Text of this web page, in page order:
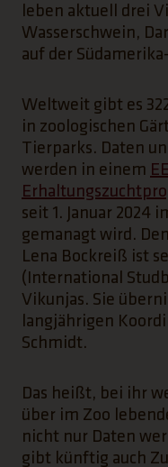
leben aktuell drei
Wasserschwein,
auf der
Weltweit gibt es
in zoologischen
Tierparks. Daten
werden in einem
seit 1. Januar 2024
gemanagt wird.
Lena Bockreiß ist
(International
Vikunjas. Sie
langjährigen
Schmidt.
Das heißt, bei ihr
über im Zoo
nicht nur Daten
gibt künftig auch